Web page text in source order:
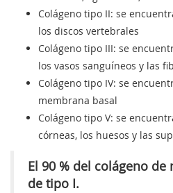
Colágeno tipo II: se
los discos vertebrales
Colágeno tipo III: se
los vasos sanguíneos y las
Colágeno tipo IV: se
membrana basal
Colágeno tipo V: se
córneas, los huesos y las
El 90 % del colágeno
de tipo I.